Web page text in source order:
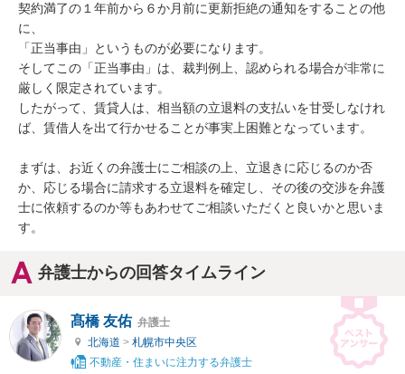
契約満了の１年前から６か月前に更新拒絶の通知をすることの他
に、
「正当事由」というものが必要になります。
そしてこの「正当事由」は、裁判例上、認められる場合が非常に
厳しく限定されています。
したがって、賃貸人は、相当額の立退料の支払いを甘受しなけれ
ば、賃借人を出て行かせることが事実上困難となっています。
まずは、お近くの弁護士にご相談の上、立退きに応じるのか否
か、応じる場合に請求する立退料を確定し、その後の交渉を弁護
士に依頼するのか等もあわせてご相談いただくと良いかと思いま
す。
弁護士からの回答タイムライン
髙橋 友佑 弁護士
北海道 > 札幌市中央区
不動産・住まいに注力する弁護士